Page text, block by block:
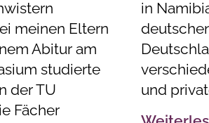
meinen Eltern
Abitur am
studierte
der TU
Fächer
in
und